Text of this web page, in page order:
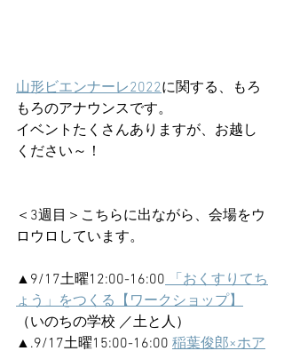
山形ビエンナーレ2022に関する、もろ
もろのアナウンスです。
イベントたくさんありますが、お越し
ください～！
＜3週目＞こちらに出ながら、会場をウ
ロウロしています。
▲9/17土曜12:00-16:00 「おくすりてち
ょう」をつくる【ワークショップ】
（いのちの学校 ／土と人）
▲.9/17土曜15:00-16:00 稲葉俊郎×ホア